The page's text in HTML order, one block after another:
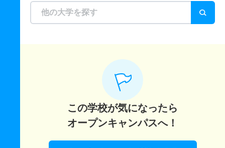
この学校が気になったら
オープンキャンパスへ！